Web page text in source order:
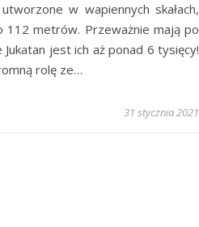
w wapiennych skałach,
112 metrów. Przeważnie mają po
jest ich aż ponad 6 tysięcy!
rolę ze…
31 stycznia 2021